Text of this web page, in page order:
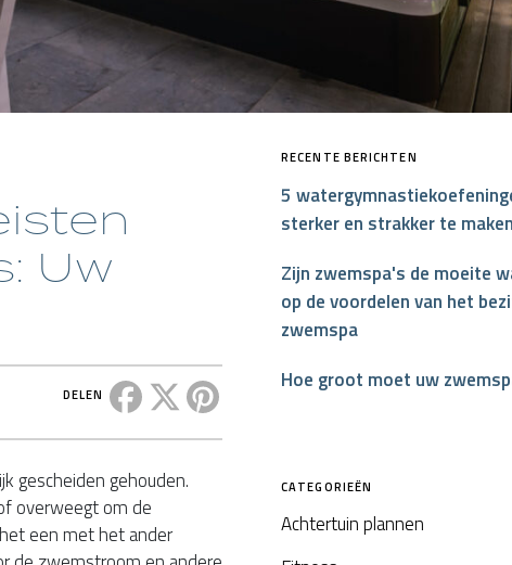
Uw
DELEN Deel dit bericht op Facebook
Deel dit bericht op X
Deel dit bericht op Pinterest
gescheiden gehouden.
overweegt om de
een met het ander
RECENTE BERICHTEN
5
sterker en strakker te maken
Zijn zwemspa's de moeite
op de voordelen van het
zwemspa
Hoe groot moet uw
CATEGORIEËN
Achtertuin plannen